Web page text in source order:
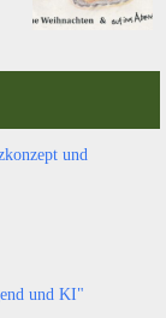
und
und KI"